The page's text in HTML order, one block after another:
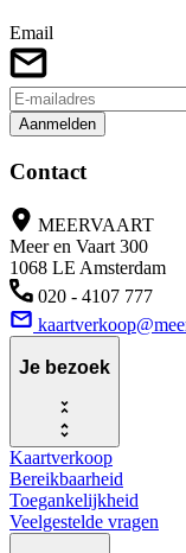
Email
Aanmelden
Contact
MEERVAART
Meer en Vaart 300
1068 LE Amsterdam
020 - 4107 777
Je bezoek
Kaartverkoop
Bereikbaarheid
Toegankelijkheid
Veelgestelde vragen